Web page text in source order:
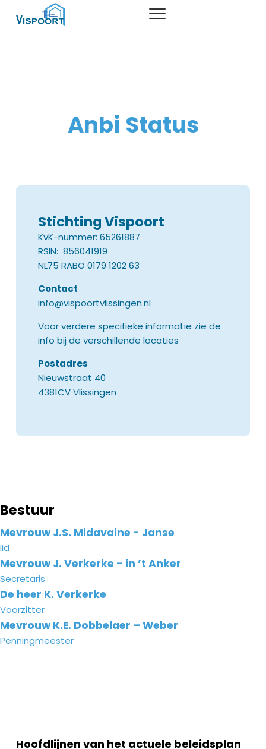
samenwerking / partners
anbi status
meld je aan
Anbi Status
Stichting Vispoort
KvK-nummer: 65261887
RSIN: 856041919
NL75 RABO 0179 1202 63
Contact
info@vispoortvlissingen.nl
Voor verdere specifieke informatie zie de
info bij de verschillende locaties
Postadres
Nieuwstraat 40
4381CV Vlissingen
Bestuur
Mevrouw J.S. Midavaine - Janse
lid
Mevrouw J. Verkerke - in ’t Anker
Secretaris
De heer K. Verkerke
Voorzitter
Mevrouw K.E. Dobbelaer – Weber
Penningmeester
Hoofdlijnen van het actuele beleidsplan